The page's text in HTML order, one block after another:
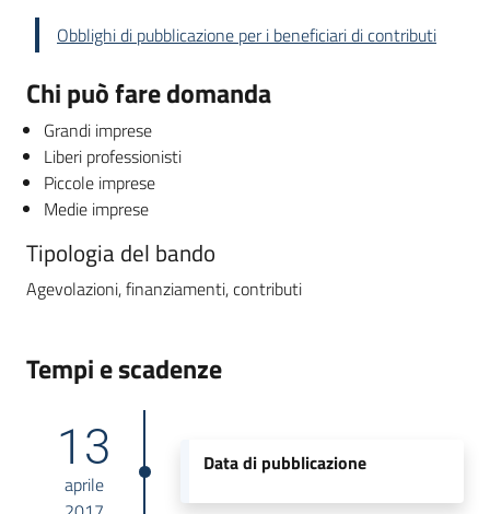
Obblighi di pubblicazione per i beneficiari di contributi
Chi può fare domanda
Grandi imprese
Liberi professionisti
Piccole imprese
Medie imprese
Tipologia del bando
Agevolazioni, finanziamenti, contributi
Tempi e scadenze
13
aprile
Data di pubblicazione